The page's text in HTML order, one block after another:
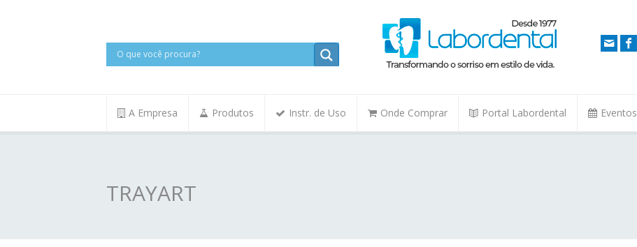
A Empresa Produtos Instr. de Uso Onde Comprar Portal Labordental Eventos
TRAYART